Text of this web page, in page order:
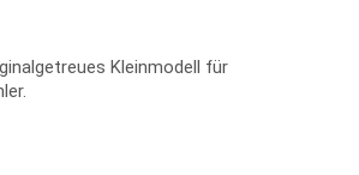
Kleinmodell für